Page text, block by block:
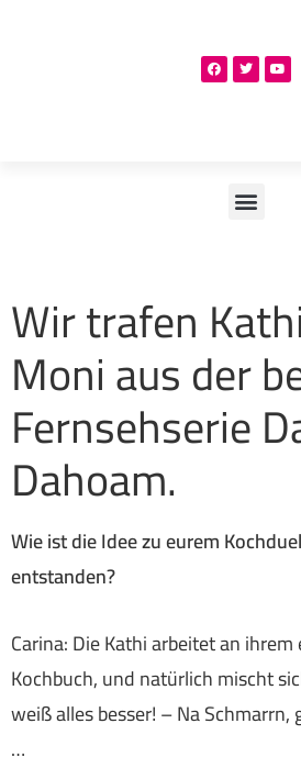
Wir trafen
Moni aus der
Fernsehserie
Dahoam.
Wie ist die Idee zu eurem
entstanden?
Carina: Die Kathi arbeitet an
Kochbuch, und natürlich mischt
weiß alles besser! – Na
…